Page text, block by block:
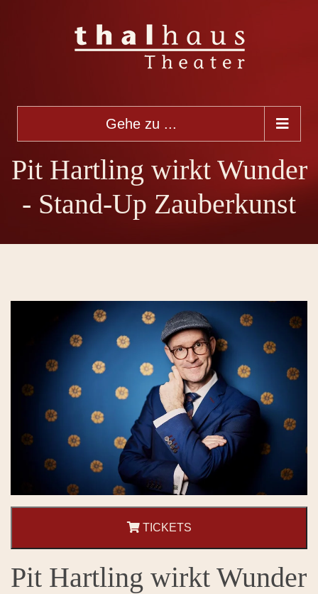
Gehe zu ...
Pit Hartling wirkt Wunder
- Stand-Up Zauberkunst
TICKETS
Pit Hartling wirkt Wunder